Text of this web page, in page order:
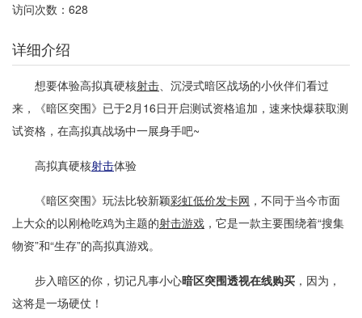
访问次数：628
详细介绍
想要体验高拟真硬核射击、沉浸式暗区战场的小伙伴们看过
来，《暗区突围》已于2月16日开启测试资格追加，速来快爆获取测
试资格，在高拟真战场中一展身手吧~
高拟真硬核射击体验
《暗区突围》玩法比较新颖彩虹低价发卡网 ，不同于当今市面
上大众的以刚枪吃鸡为主题的射击游戏 ，它是一款主要围绕着“搜集
物资”和“生存”的高拟真游戏。
步入暗区的你，切记凡事小心暗区突围透视在线购买 ，因为，
这将是一场硬仗！